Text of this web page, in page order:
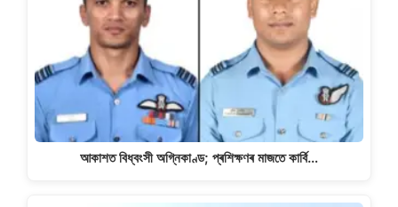
আকাশত বিধ্বংসী অগ্নিকাণ্ড; প্ৰশিক্ষণৰ মাজতে কাৰ্বি…